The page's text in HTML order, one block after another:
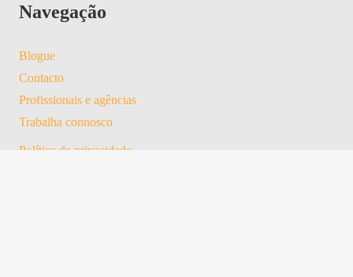
Navegação
Blogue
Contacto
Profissionais e agências
Trabalha connosco
Política de privacidade